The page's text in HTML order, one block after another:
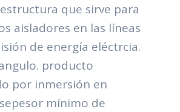
que sirve para
aisladores en las líneas
de energía eléctrcia.
producto
por inmersión en
mínimo de